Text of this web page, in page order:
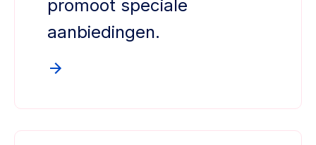
promoot speciale
aanbiedingen.